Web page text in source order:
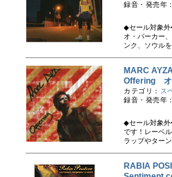
録音・発売年
◆セール対象外
オ・パーカー
ンク、ソウル
MARC
Offering オ
カテゴリ： ス
録音・発売年
◆セール対象外
です！レーベ
ラップやター
RABIA